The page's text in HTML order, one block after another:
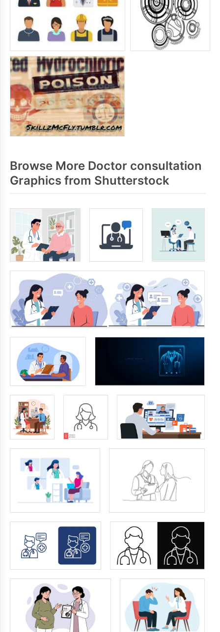
Browse More Doctor consultation
Graphics from Shutterstock